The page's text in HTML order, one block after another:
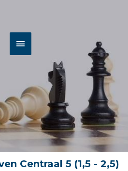
Centraal 5 (1,5 - 2,5)